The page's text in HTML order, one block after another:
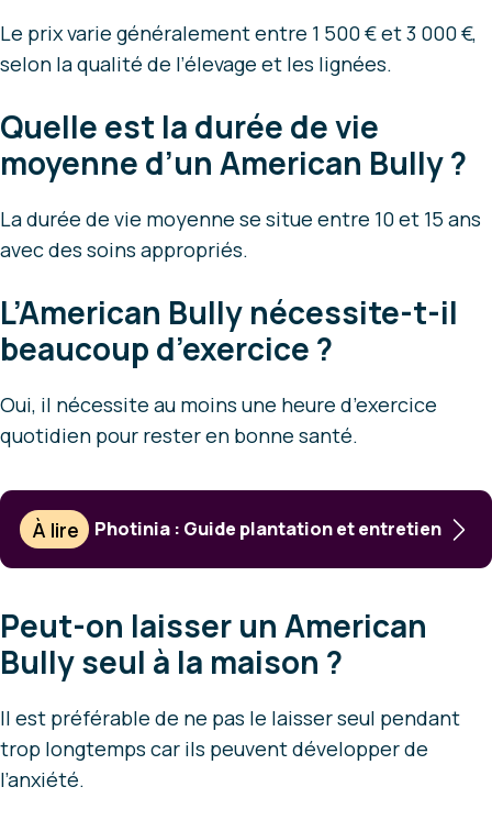
Le prix varie généralement entre 1 500 € et 3 000 €,
selon la qualité de l’élevage et les lignées.
Quelle est la durée de vie
moyenne d’un American Bully ?
La durée de vie moyenne se situe entre 10 et 15 ans
avec des soins appropriés.
L’American Bully nécessite-t-il
beaucoup d’exercice ?
Oui, il nécessite au moins une heure d’exercice
quotidien pour rester en bonne santé.
À lire Photinia : Guide plantation et entretien
Peut-on laisser un American
Bully seul à la maison ?
Il est préférable de ne pas le laisser seul pendant
trop longtemps car ils peuvent développer de
l’anxiété.